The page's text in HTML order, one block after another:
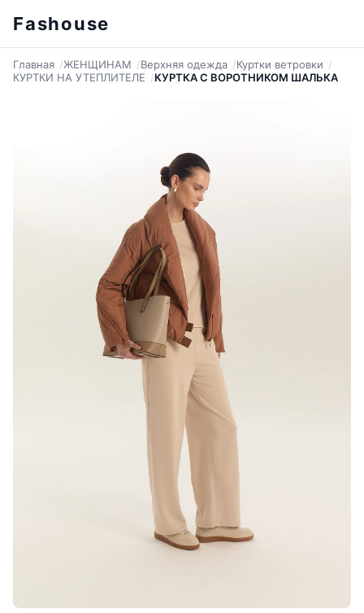
Fashouse
Главная ЖЕНЩИНАМ Верхняя одежда
Куртки ветровки
КУРТКИ НА УТЕПЛИТЕЛЕ
КУРТКА С ВОРОТНИКОМ ШАЛЬКА